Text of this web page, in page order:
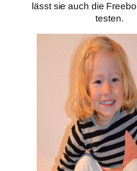
lässt sie auch die
testen.